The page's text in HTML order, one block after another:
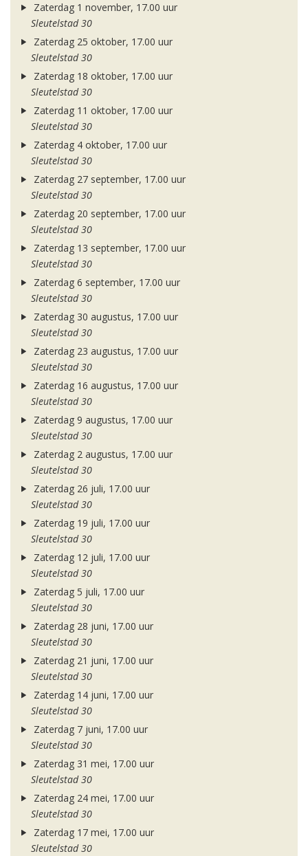
Zaterdag 1 november, 17.00 uur
Sleutelstad 30
Zaterdag 25 oktober, 17.00 uur
Sleutelstad 30
Zaterdag 18 oktober, 17.00 uur
Sleutelstad 30
Zaterdag 11 oktober, 17.00 uur
Sleutelstad 30
Zaterdag 4 oktober, 17.00 uur
Sleutelstad 30
Zaterdag 27 september, 17.00 uur
Sleutelstad 30
Zaterdag 20 september, 17.00 uur
Sleutelstad 30
Zaterdag 13 september, 17.00 uur
Sleutelstad 30
Zaterdag 6 september, 17.00 uur
Sleutelstad 30
Zaterdag 30 augustus, 17.00 uur
Sleutelstad 30
Zaterdag 23 augustus, 17.00 uur
Sleutelstad 30
Zaterdag 16 augustus, 17.00 uur
Sleutelstad 30
Zaterdag 9 augustus, 17.00 uur
Sleutelstad 30
Zaterdag 2 augustus, 17.00 uur
Sleutelstad 30
Zaterdag 26 juli, 17.00 uur
Sleutelstad 30
Zaterdag 19 juli, 17.00 uur
Sleutelstad 30
Zaterdag 12 juli, 17.00 uur
Sleutelstad 30
Zaterdag 5 juli, 17.00 uur
Sleutelstad 30
Zaterdag 28 juni, 17.00 uur
Sleutelstad 30
Zaterdag 21 juni, 17.00 uur
Sleutelstad 30
Zaterdag 14 juni, 17.00 uur
Sleutelstad 30
Zaterdag 7 juni, 17.00 uur
Sleutelstad 30
Zaterdag 31 mei, 17.00 uur
Sleutelstad 30
Zaterdag 24 mei, 17.00 uur
Sleutelstad 30
Zaterdag 17 mei, 17.00 uur
Sleutelstad 30